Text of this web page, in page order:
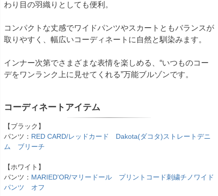
わり目の羽織りとしても便利。
コンパクトな丈感でワイドパンツやスカートともバランスが
取りやすく、幅広いコーディネートに自然と馴染みます。
インナー次第でさまざまな表情を楽しめる、“いつものコー
デをワンランク上に見せてくれる”万能ブルゾンです。
コーディネートアイテム
【ブラック】
パンツ： RED CARD/レッドカード Dakota(ダコタ)ストレートデニ
ム ブリーチ
【ホワイト】
パンツ： MARIED'OR/マリードール プリントコード刺繍チノワイド
パンツ オフ